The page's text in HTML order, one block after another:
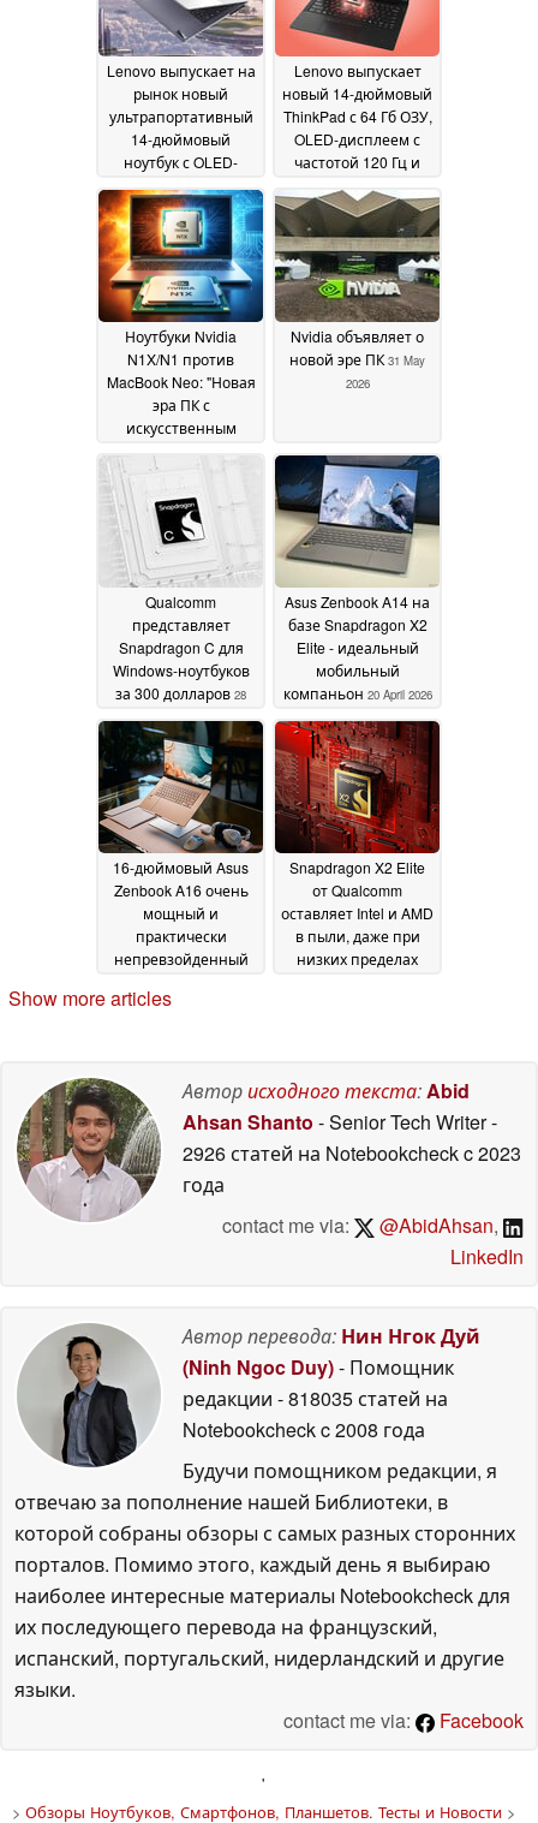
June 2026
Lenovo выпускает на
рынок новый
ультрапортативный
14-дюймовый
ноутбук с OLED-
дисплеем с
разрешением 1 100
нит и двумя слотами
SSD01 June 2026
Lenovo выпускает
новый 14-дюймовый
ThinkPad с 64 Гб ОЗУ,
OLED-дисплеем с
частотой 120 Гц и
процессорами AMD
01 June 2026
Ноутбуки Nvidia
N1X/N1 против
MacBook Neo: "Новая
эра ПК с
искусственным
интеллектом" может
потерпеть фиаско
из-за высоких цен и
Windows, говорит
инсайдер31 May 2026
Nvidia объявляет о
новой эре ПК31 May
2026
Qualcomm
представляет
Snapdragon C для
Windows-ноутбуков
за 300 долларов 28
May 2026
Asus Zenbook A14 на
базе Snapdragon X2
Elite - идеальный
мобильный
компаньон 20 April 2026
16-дюймовый Asus
Zenbook A16 очень
мощный и
практически
непревзойденный
2026
Snapdragon X2 Elite
от Qualcomm
оставляет Intel и AMD
в пыли, даже при
низких пределах
Show more articles
Авторисходного текста:Abid
Ahsan Shanto - Senior Tech Writer-
2926 статей на Notebookcheckc 2023
года
contact me via:
@AbidAhsan,
LinkedIn
Автор перевода: Нин Нгок Дуй
(Ninh Ngoc Duy)- Помощник
редакции - 818035 статей на
Notebookcheckc 2008 года
Будучи помощником редакции, я
отвечаю за пополнение нашей Библиотеки, в
которой собраны обзоры с самых разных сторонних
порталов. Помимо этого, каждый день я выбираю
наиболее интересные материалы Notebookcheck для
их последующего перевода на французский,
испанский, португальский, нидерландский и другие
языки.
contact me via:
Facebook
'
> Обзоры Ноутбуков, Смартфонов, Планшетов. Тесты и Новости>